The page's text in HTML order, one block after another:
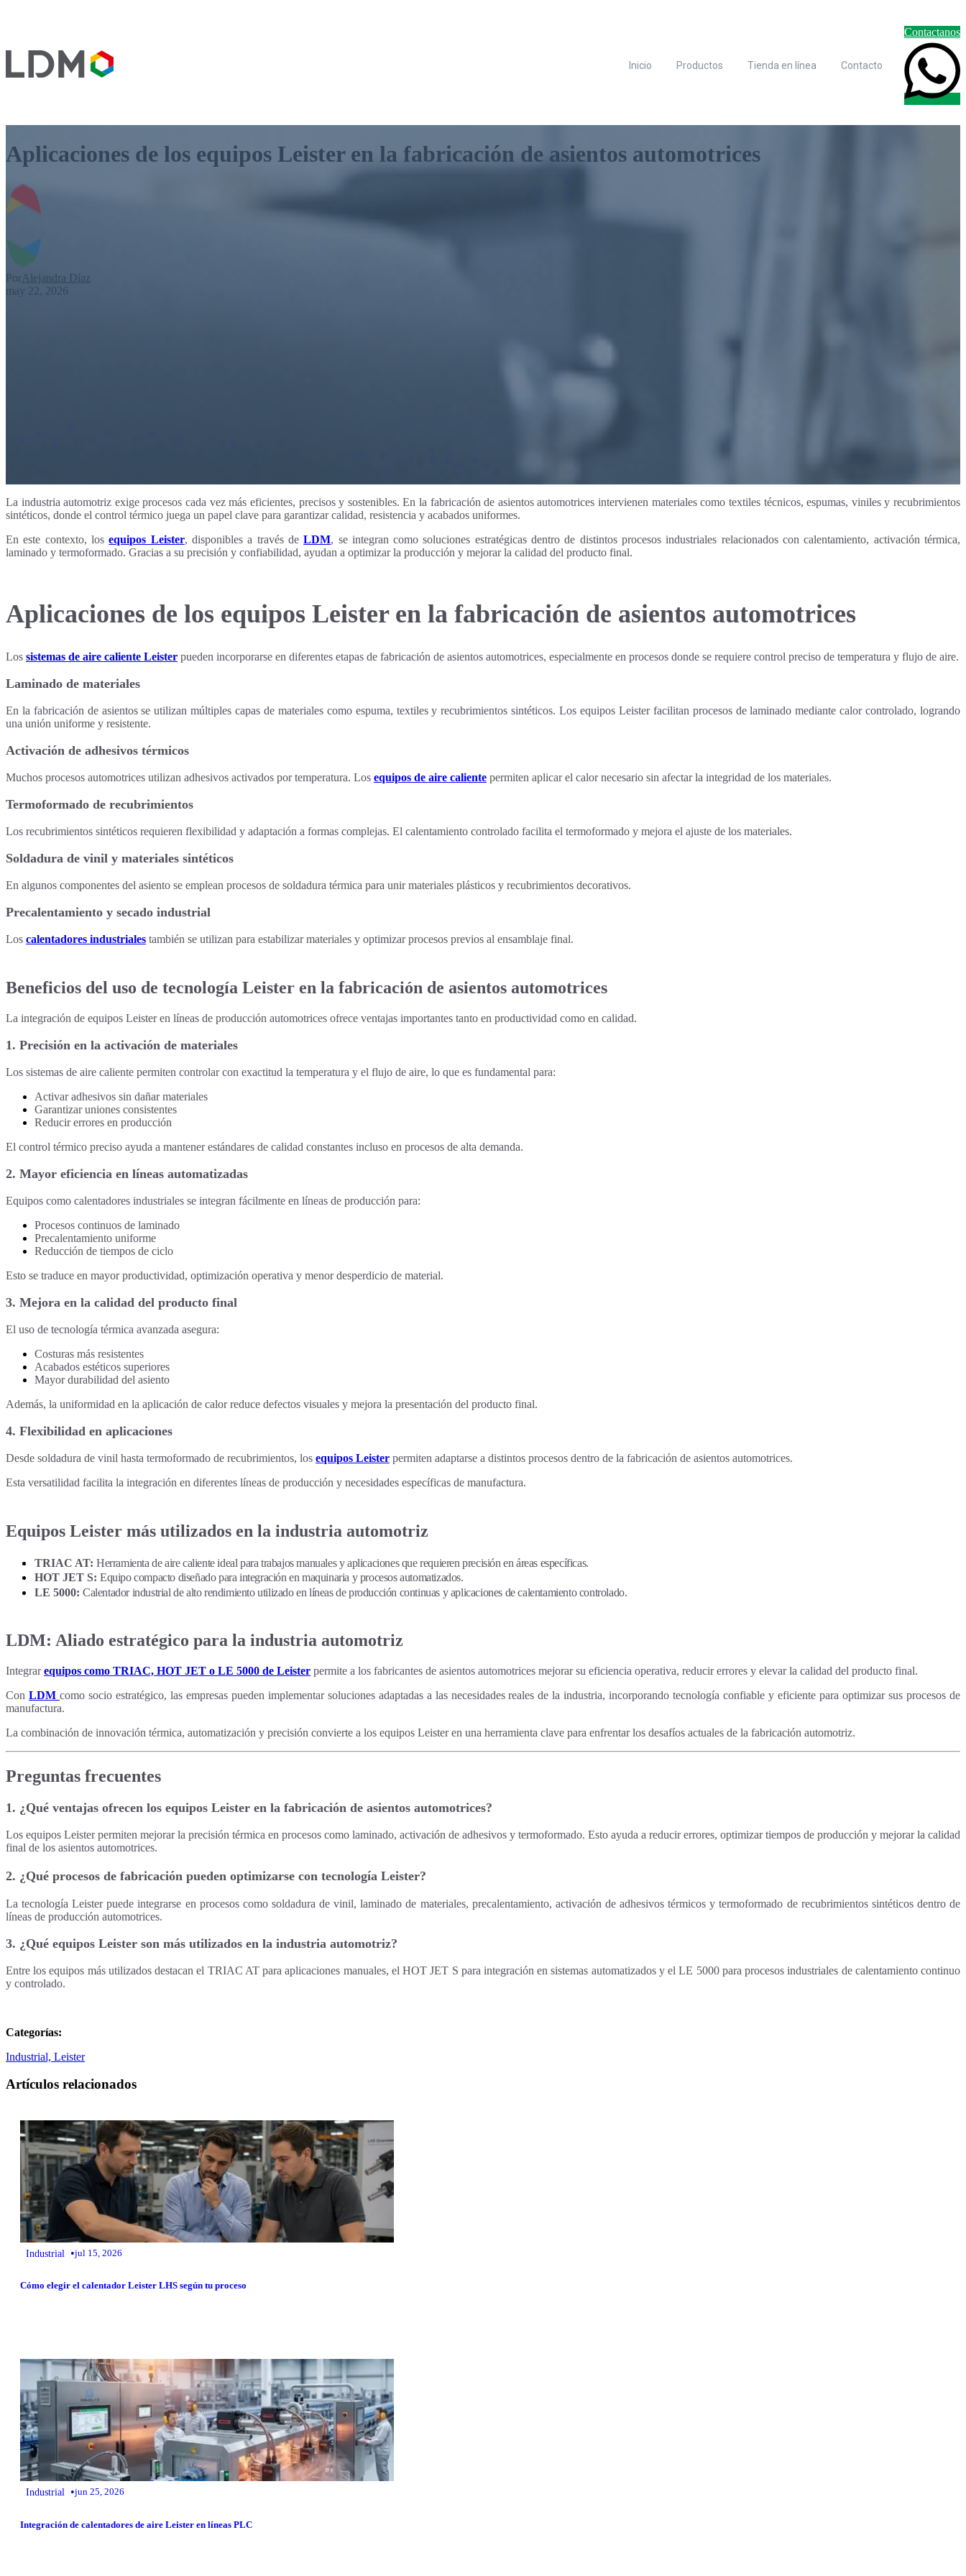
Inicio Productos Tienda en línea Contacto
Contactanos
Aplicaciones de los equipos Leister en la fabricación de asientos automotrices
PorAlejandra Díaz
may 22, 2026
La industria automotriz exige procesos cada vez más eficientes, precisos y sostenibles. En la fabricación de asientos automotrices intervienen materiales como textiles técnicos, espumas, viniles y recubrimientos
sintéticos, donde el control térmico juega un papel clave para garantizar calidad, resistencia y acabados uniformes.
En este contexto, losequipos Leister, disponibles a través deLDM, se integran como soluciones estratégicas dentro de distintos procesos industriales relacionados con calentamiento, activación térmica,
laminado y termoformado. Gracias a su precisión y confiabilidad, ayudan a optimizar la producción y mejorar la calidad del producto final.
Aplicaciones de los equipos Leister en la fabricación de asientos automotrices
Los sistemas de aire caliente Leister pueden incorporarse en diferentes etapas de fabricación de asientos automotrices, especialmente en procesos donde se requiere control preciso de temperatura y flujo de aire.
Laminado de materiales
En la fabricación de asientos se utilizan múltiples capas de materiales como espuma, textiles y recubrimientos sintéticos. Los equipos Leister facilitan procesos de laminado mediante calor controlado, logrando
una unión uniforme y resistente.
Activación de adhesivos térmicos
Muchos procesos automotrices utilizan adhesivos activados por temperatura. Los equipos de aire caliente permiten aplicar el calor necesario sin afectar la integridad de los materiales.
Termoformado de recubrimientos
Los recubrimientos sintéticos requieren flexibilidad y adaptación a formas complejas. El calentamiento controlado facilita el termoformado y mejora el ajuste de los materiales.
Soldadura de vinil y materiales sintéticos
En algunos componentes del asiento se emplean procesos de soldadura térmica para unir materiales plásticos y recubrimientos decorativos.
Precalentamiento y secado industrial
Los calentadores industriales también se utilizan para estabilizar materiales y optimizar procesos previos al ensamblaje final.
Beneficios del uso de tecnología Leister en la fabricación de asientos automotrices
La integración de equipos Leister en líneas de producción automotrices ofrece ventajas importantes tanto en productividad como en calidad.
1. Precisión en la activación de materiales
Los sistemas de aire caliente permiten controlar con exactitud la temperatura y el flujo de aire, lo que es fundamental para:
Activar adhesivos sin dañar materiales
Garantizar uniones consistentes
Reducir errores en producción
El control térmico preciso ayuda a mantener estándares de calidad constantes incluso en procesos de alta demanda.
2. Mayor eficiencia en líneas automatizadas
Equipos como calentadores industriales se integran fácilmente en líneas de producción para:
Procesos continuos de laminado
Precalentamiento uniforme
Reducción de tiempos de ciclo
Esto se traduce en mayor productividad, optimización operativa y menor desperdicio de material.
3. Mejora en la calidad del producto final
El uso de tecnología térmica avanzada asegura:
Costuras más resistentes
Acabados estéticos superiores
Mayor durabilidad del asiento
Además, la uniformidad en la aplicación de calor reduce defectos visuales y mejora la presentación del producto final.
4. Flexibilidad en aplicaciones
Desde soldadura de vinil hasta termoformado de recubrimientos, los equipos Leister permiten adaptarse a distintos procesos dentro de la fabricación de asientos automotrices.
Esta versatilidad facilita la integración en diferentes líneas de producción y necesidades específicas de manufactura.
Equipos Leister más utilizados en la industria automotriz
TRIAC AT: Herramienta de aire caliente ideal para trabajos manuales y aplicaciones que requieren precisión en áreas específicas.
HOT JET S: Equipo compacto diseñado para integración en maquinaria y procesos automatizados.
LE 5000: Calentador industrial de alto rendimiento utilizado en líneas de producción continuas y aplicaciones de calentamiento controlado.
LDM: Aliado estratégico para la industria automotriz
Integrarequipos como TRIAC, HOT JET o LE 5000 de Leister permite a los fabricantes de asientos automotrices mejorar su eficiencia operativa, reducir errores y elevar la calidad del producto final.
Con LDM como socio estratégico, las empresas pueden implementar soluciones adaptadas a las necesidades reales de la industria, incorporando tecnología confiable y eficiente para optimizar sus procesos de
manufactura.
La combinación de innovación térmica, automatización y precisión convierte a los equipos Leister en una herramienta clave para enfrentar los desafíos actuales de la fabricación automotriz.
Preguntas frecuentes
1. ¿Qué ventajas ofrecen los equipos Leister en la fabricación de asientos automotrices?
Los equipos Leister permiten mejorar la precisión térmica en procesos como laminado, activación de adhesivos y termoformado. Esto ayuda a reducir errores, optimizar tiempos de producción y mejorar la calidad
final de los asientos automotrices.
2. ¿Qué procesos de fabricación pueden optimizarse con tecnología Leister?
La tecnología Leister puede integrarse en procesos como soldadura de vinil, laminado de materiales, precalentamiento, activación de adhesivos térmicos y termoformado de recubrimientos sintéticos dentro de
líneas de producción automotrices.
3. ¿Qué equipos Leister son más utilizados en la industria automotriz?
Entre los equipos más utilizados destacan el TRIAC AT para aplicaciones manuales, el HOT JET S para integración en sistemas automatizados y el LE 5000 para procesos industriales de calentamiento continuo
y controlado.
Categorías:
Industrial, Leister
Artículos relacionados
Industrial •jul 15, 2026
Cómo elegir el calentador Leister LHS según tu proceso
Industrial •jun 25, 2026
Integración de calentadores de aire Leister en líneas PLC